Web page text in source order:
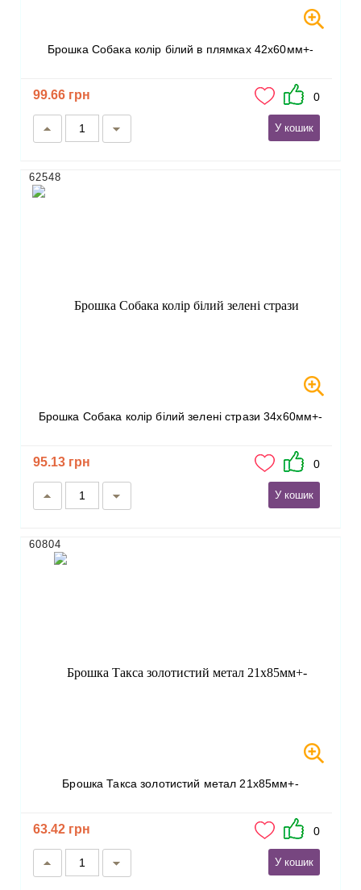
Брошка Собака колір білий в плямках 42х60мм+-
99.66 грн 0
У кошик
Брошка Собака колір білий зелені стрази 34х60мм+-
62548
95.13 грн 0
У кошик
Брошка Такса золотистий метал 21х85мм+-
60804
63.42 грн 0
У кошик